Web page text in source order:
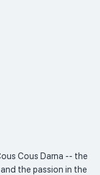
Cous Darna -- the
the passion in the